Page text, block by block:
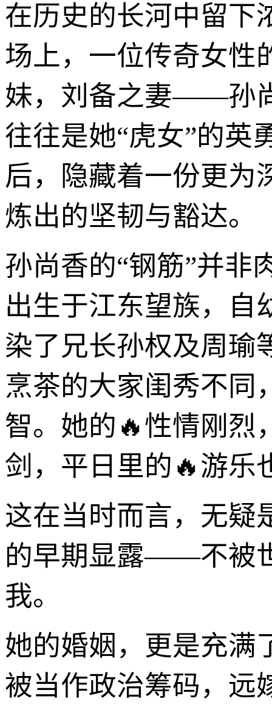
在历史的长河中留下
场上，一位传奇女性
妹，刘备之妻——孙
往往是她“虎女”的英
后，隐藏着一份更为
炼出的坚韧与豁达。
孙尚香的“钢筋”并非
出生于江东望族，自
染了兄长孙权及周瑜
烹茶的大家闺秀不同
智。她的🔥性情刚烈
剑，平日里的🔥游乐
这在当时而言，无疑
的早期显露——不被
我。
她的婚姻，更是充满
被当作政治筹码，远